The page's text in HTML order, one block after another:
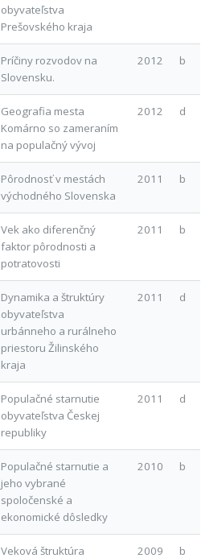
obyvateľstva
Prešovského kraja
Príčiny rozvodov na
Slovensku.
2012 b
Geografia mesta
Komárno so zameraním
na populačný vývoj
2012 d
Pôrodnosť v mestách
východného Slovenska
2011 b
Vek ako diferenčný
faktor pôrodnosti a
potratovosti
2011 b
Dynamika a štruktúry
obyvateľstva
urbánneho a rurálneho
priestoru Žilinského
kraja
2011 d
Populačné starnutie
obyvateľstva Českej
republiky
2011 d
Populačné starnutie a
jeho vybrané
spoločenské a
ekonomické dôsledky
2010 b
Veková štruktúra 2009 b